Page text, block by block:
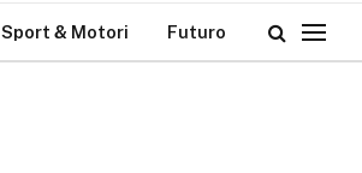
Sport & Motori Futuro